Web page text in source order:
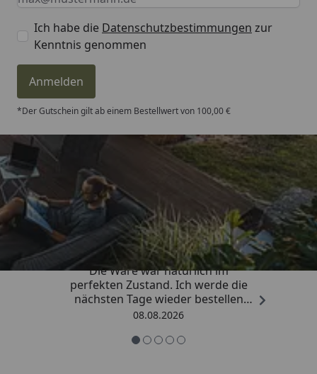
Ich habe die Datenschutzbestimmungen zur
Kenntnis genommen
Anmelden
*Der Gutschein gilt ab einem Bestellwert von 100,00 €
Trusted Shops
4,81/ 5
„Hervorragend schnelle Lieferung.
Die Ware war natürlich im
perfekten Zustand. Ich werde die
nächsten Tage wieder bestellen
Grüße an die Belegschaft gute
08.08.2026